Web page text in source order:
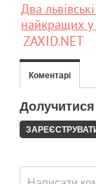
Два
найкращих у
ZAXID.NET